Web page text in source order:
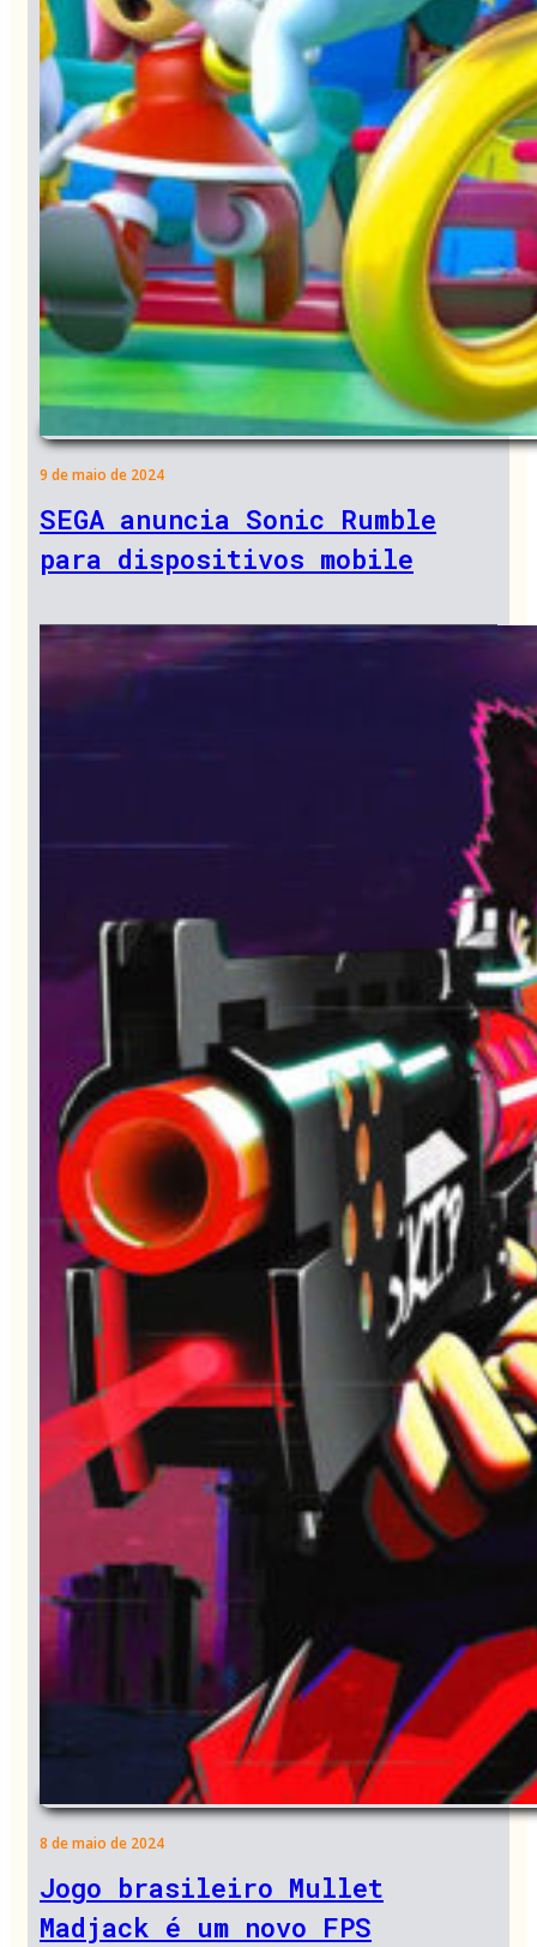
9 de maio de 2024
SEGA anuncia Sonic Rumble
para dispositivos mobile
8 de maio de 2024
Jogo brasileiro Mullet
Madjack é um novo FPS